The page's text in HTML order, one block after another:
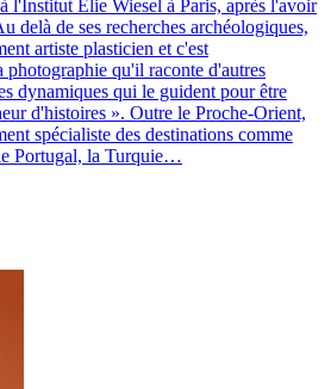
l'Institut Elie Wiesel à Paris, après l'avoir
delà de ses recherches archéologiques,
artiste plasticien et c'est
photographie qu'il raconte d'autres
dynamiques qui le guident pour être
d'histoires ». Outre le Proche-Orient,
spécialiste des destinations comme
Portugal, la Turquie…